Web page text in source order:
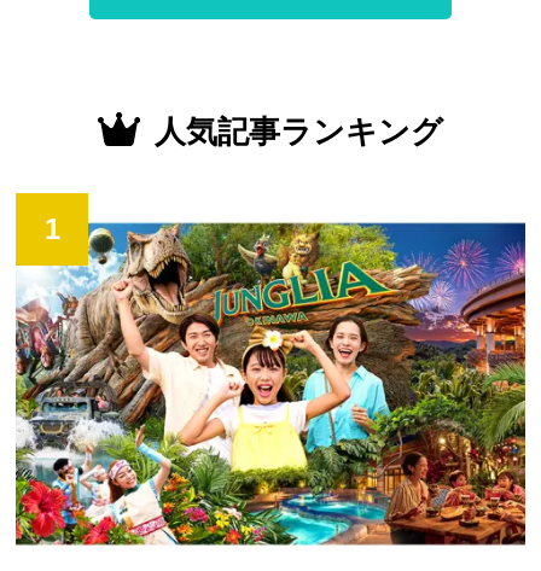
人気記事ランキング
1